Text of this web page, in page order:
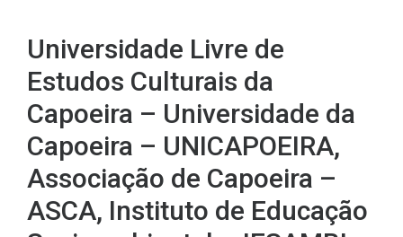
Universidade Livre de
Estudos Culturais da
Capoeira – Universidade da
Capoeira – UNICAPOEIRA,
Associação de Capoeira –
ASCA, Instituto de Educação